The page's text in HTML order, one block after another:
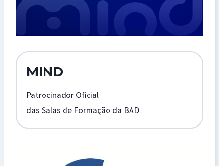
MIND
Patrocinador Oficial
das Salas de Formação da BAD